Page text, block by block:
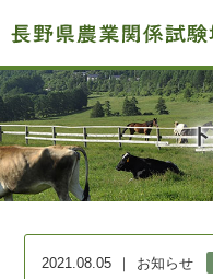
2021.08.05 お知らせ